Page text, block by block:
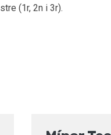
(1r, 2n i 3r).